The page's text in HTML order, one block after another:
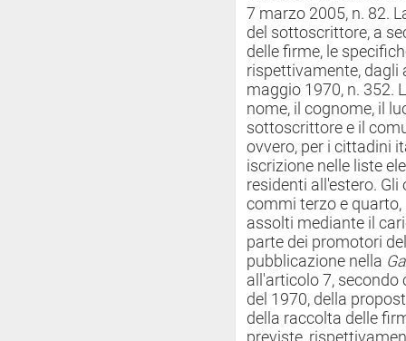
7 marzo 2005, n. 82.
del sottoscrittore, a
delle firme, le
rispettivamente, dagli
maggio 1970, n. 352.
nome, il cognome, il
sottoscrittore e il
ovvero, per i cittadini
iscrizione nelle liste
residenti all'estero.
commi terzo e quarto,
assolti mediante il
parte dei promotori
pubblicazione nella
all'articolo 7, secondo
del 1970, della
della raccolta delle
previste,